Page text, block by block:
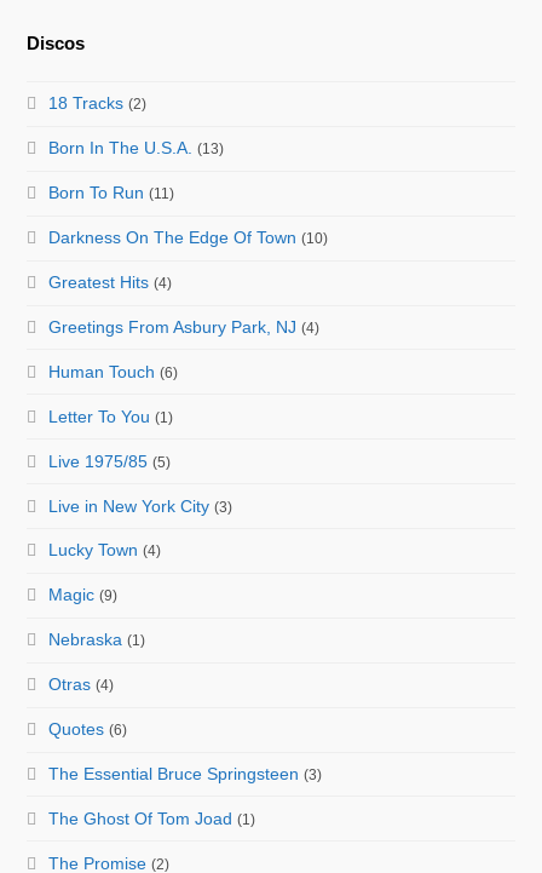
Discos
18 Tracks (2)
Born In The U.S.A. (13)
Born To Run (11)
Darkness On The Edge Of Town (10)
Greatest Hits (4)
Greetings From Asbury Park, NJ (4)
Human Touch (6)
Letter To You (1)
Live 1975/85 (5)
Live in New York City (3)
Lucky Town (4)
Magic (9)
Nebraska (1)
Otras (4)
Quotes (6)
The Essential Bruce Springsteen (3)
The Ghost Of Tom Joad (1)
The Promise (2)